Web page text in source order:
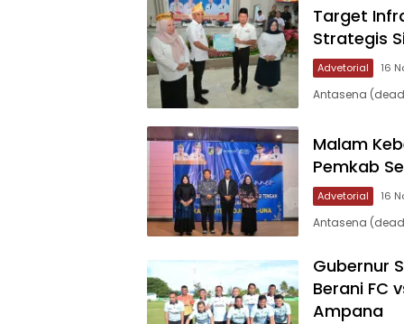
Target
Strategis
Advetorial 16
Antasena
Malam
Pemkab
Advetorial 16
Antasena
Gubernur
Berani FC
Ampana